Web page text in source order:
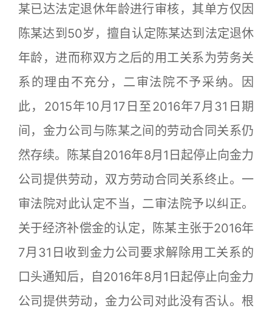
某已达法定退休年龄进行审核，其单方仅因
陈某达到50岁，擅自认定陈某达到法定退休
年龄，进而称双方之后的用工关系为劳务关
系的理由不充分，二审法院不予采纳。因
此，2015年10月17日至2016年7月31日期
间，金力公司与陈某之间的劳动合同关系仍
然存续。陈某自2016年8月1日起停止向金力
公司提供劳动，双方劳动合同关系终止。一
审法院对此认定不当，二审法院予以纠正。
关于经济补偿金的认定，陈某主张于2016年
7月31日收到金力公司要求解除用工关系的
口头通知后，自2016年8月1日起停止向金力
公司提供劳动，金力公司对此没有否认。根